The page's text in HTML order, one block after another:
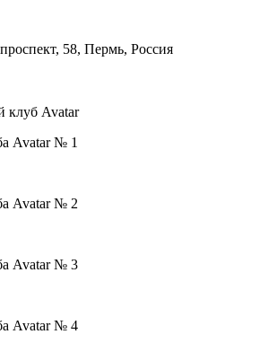
58, Пермь, Россия
клуб Avatar